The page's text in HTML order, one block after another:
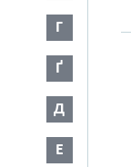
Г
Ґ
Д
Е